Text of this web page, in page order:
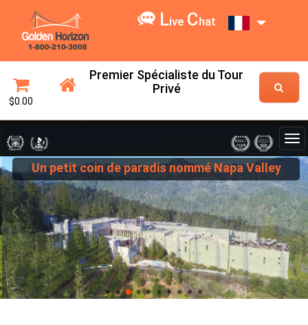
Live Chat
$0.00
Premier Spécialiste du Tour
Privé
Un petit coin de paradis nommé Napa Valley